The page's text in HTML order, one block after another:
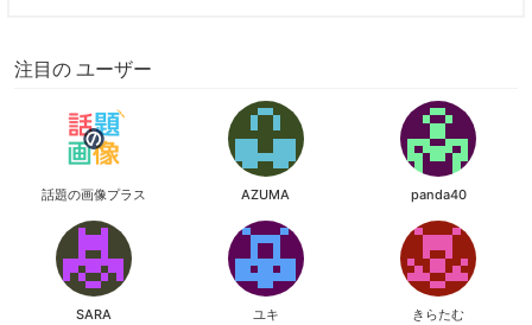
注目の ユーザー
話題の画像プラス AZUMA panda40
SARA ユキ きらたむ